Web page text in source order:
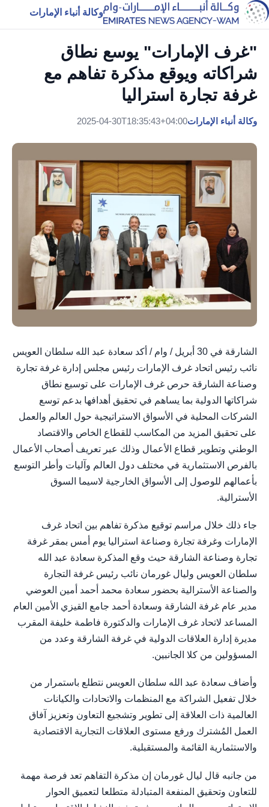
وكالة أنباء الإمارات
"غرف الإمارات" يوسع نطاق
شراكاته ويوقع مذكرة تفاهم مع
غرفة تجارة استراليا
وكالة أنباء الإمارات2025-04-30T18:35:43+04:00
الشارقة في 30 أبريل / وام / أكد سعادة عبد الله سلطان العويس
نائب رئيس اتحاد غرف الإمارات رئيس مجلس إدارة غرفة تجارة
وصناعة الشارقة حرص غرف الإمارات على توسيع نطاق
شراكاتها الدولية بما يساهم في تحقيق أهدافها بدعم توسع
الشركات المحلية في الأسواق الاستراتيجية حول العالم والعمل
على تحقيق المزيد من المكاسب للقطاع الخاص والاقتصاد
الوطني وتطوير قطاع الأعمال وذلك عبر تعريف أصحاب الأعمال
بالفرص الاستثمارية في مختلف دول العالم وآليات وأطر التوسع
بأعمالهم للوصول إلى الأسواق الخارجية لاسيما السوق
الأسترالية.
جاء ذلك خلال مراسم توقيع مذكرة تفاهم بين اتحاد غرف
الإمارات وغرفة تجارة وصناعة استراليا يوم أمس بمقر غرفة
تجارة وصناعة الشارقة حيث وقع المذكرة سعادة عبد الله
سلطان العويس وليال غورمان نائب رئيس غرفة التجارة
والصناعة الأسترالية بحضور سعادة محمد أحمد أمين العوضي
مدير عام غرفة الشارقة وسعادة أحمد جامع القيزي الأمين العام
المساعد لاتحاد غرف الإمارات والدكتورة فاطمة خليفة المقرب
مديرة إدارة العلاقات الدولية في غرفة الشارقة وعدد من
المسؤولين من كلا الجانبين.
وأضاف سعادة عبد الله سلطان العويس نتطلع باستمرار من
خلال تفعيل الشراكة مع المنظمات والاتحادات والكيانات
العالمية ذات العلاقة إلى تطوير وتشجيع التعاون وتعزيز آفاق
العمل المُشترك ورفع مستوى العلاقات التجارية الاقتصادية
والاستثمارية القائمة والمستقبلية.
من جانبه قال ليال غورمان إن مذكرة التفاهم تعد فرصة مهمة
للتعاون وتحقيق المنفعة المتبادلة متطلعا لتعميق الحوار